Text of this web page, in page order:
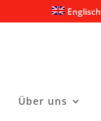
Englisch
Über uns